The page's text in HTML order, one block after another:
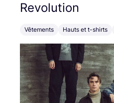
Revolution
Vêtements Hauts et t-shirts